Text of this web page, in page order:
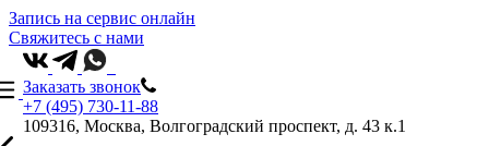
Запись на сервис онлайн
Свяжитесь с нами
Заказать звонок
+7 (495) 730-11-88
109316, Москва, Волгоградский проспект, д. 43 к.1